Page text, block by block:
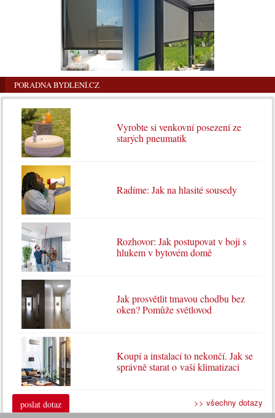
PORADNA BYDLENÍ.CZ
Vyrobte si venkovní posezení ze
starých pneumatik
Radíme: Jak na hlasité sousedy
Rozhovor: Jak postupovat v boji s
hlukem v bytovém domě
Jak prosvětlit tmavou chodbu bez
oken? Pomůže světlovod
Koupí a instalací to nekončí. Jak se
správně starat o vaši klimatizaci
poslat dotaz >> všechny dotazy